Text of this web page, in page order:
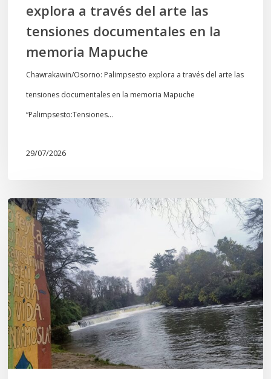
memoria
Mapuche
explora a través del arte las
tensiones documentales en la
memoria Mapuche
Chawrakawin/Osorno: Palimpsesto explora a través del arte las
tensiones documentales en la memoria Mapuche
“Palimpsesto:Tensiones…
29/07/2026
En
defensa
del
Salto
Donguil
y
el
territorio
Kuzpe